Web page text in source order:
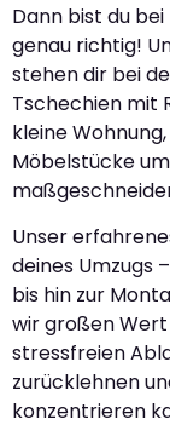
Dann bist du
genau richtig!
stehen dir bei
Tschechien mit
kleine
Möbelstücke
Unser
deines Umzugs
bis hin zur
wir großen
stressfreien
zurücklehnen
konzentrieren